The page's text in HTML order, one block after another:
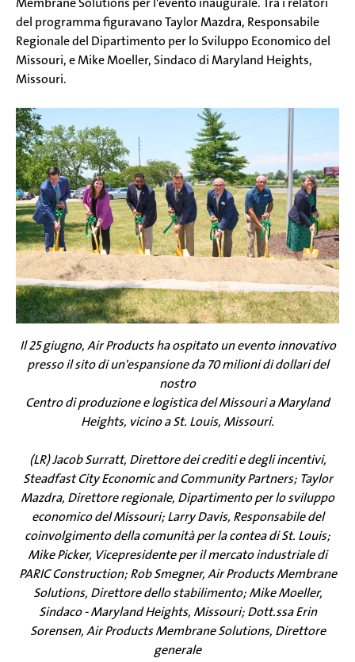
del programma figuravano Taylor Mazdra, Responsabile
Regionale del Dipartimento per lo Sviluppo Economico del
Missouri, e Mike Moeller, Sindaco di Maryland Heights,
Missouri.
Il 25 giugno, Air Products ha ospitato un evento innovativo
presso il sito di un'espansione da 70 milioni di dollari del
nostro
Centro di produzione e logistica del Missouri a Maryland
Heights, vicino a St. Louis, Missouri.
(LR) Jacob Surratt, Direttore dei crediti e degli incentivi,
Steadfast City Economic and Community Partners; Taylor
Mazdra, Direttore regionale, Dipartimento per lo sviluppo
economico del Missouri; Larry Davis, Responsabile del
coinvolgimento della comunità per la contea di St. Louis;
Mike Picker, Vicepresidente per il mercato industriale di
PARIC Construction; Rob Smegner, Air Products Membrane
Solutions, Direttore dello stabilimento; Mike Moeller,
Sindaco - Maryland Heights, Missouri; Dott.ssa Erin
Sorensen, Air Products Membrane Solutions, Direttore
generale